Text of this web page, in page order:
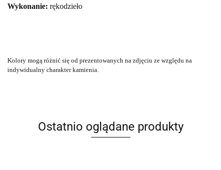
Wykonanie: rękodzieło
Kolory mogą różnić się od prezentowanych na zdjęciu ze względu na
indywidualny charakter kamienia.
Ostatnio oglądane produkty